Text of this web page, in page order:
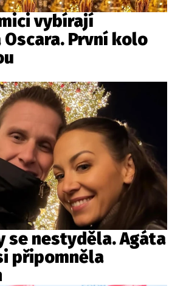
vybírají
Oscara. První kolo
se nestyděla. Agáta
připomněla